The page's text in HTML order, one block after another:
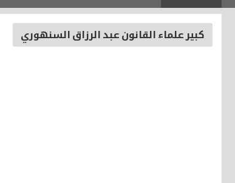
كبير علماء القانون عبد الرزاق السنهوري